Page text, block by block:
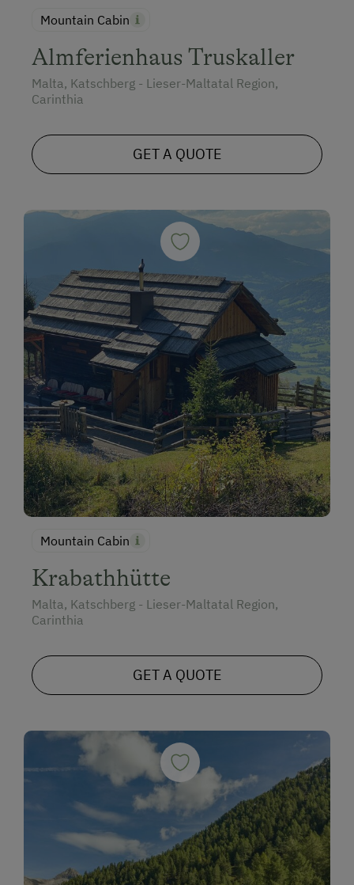
Mountain Cabin
Almferienhaus Truskaller
Malta, Katschberg - Lieser-Maltatal Region,
Carinthia
GET A QUOTE
Mountain Cabin
Krabathhütte
Malta, Katschberg - Lieser-Maltatal Region,
Carinthia
GET A QUOTE